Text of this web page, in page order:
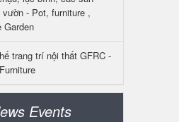
- Pot, furniture ,
Garden
trang trí nội thất GFRC -
Events